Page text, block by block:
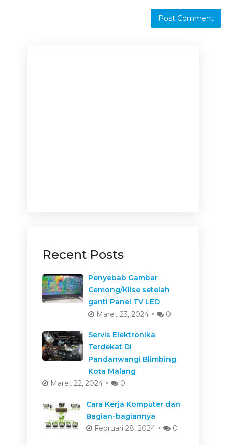
Recent Posts
Penyebab Gambar
Cemong/Klise setelah
ganti Panel TV LED
Maret 23, 2024
0
Servis Elektronika
Terdekat Di
Pandanwangi Blimbing
Kota Malang
Maret 22, 2024
0
Cara Kerja Komputer dan
Bagian-bagiannya
Februari 28, 2024
0